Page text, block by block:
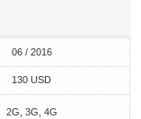
06 / 2016
130 USD
2G, 3G, 4G